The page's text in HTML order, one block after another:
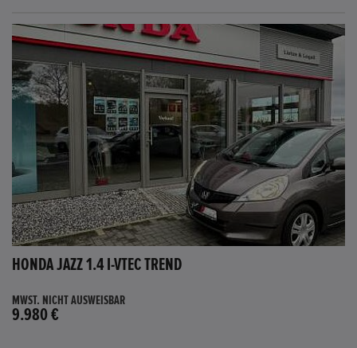
HONDA JAZZ 1.4 I-VTEC TREND
MWST. NICHT AUSWEISBAR
9.980 €